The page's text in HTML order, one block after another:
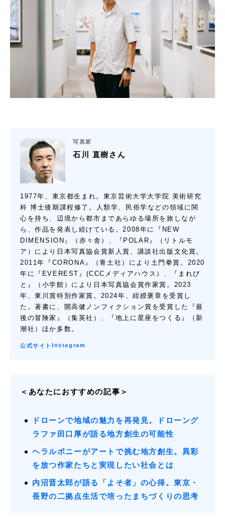
写真家
石川 直樹さん
1977年、東京都生まれ。東京芸術大学大学院 美術研究
科 博士後期課程修了。人類学、民俗学などの領域に関
心を持ち、辺境から都市まであらゆる場所を旅しなが
ら、作品を発表し続けている。2008年に『NEW
DIMENSION』（赤々舎）、『POLAR』（リトルモ
ア）により日本写真協会賞新人賞、講談社出版文化賞。
2011年『CORONA』（青土社）により土門拳賞。2020
年に『EVEREST』(CCCメディアハウス）、『まれび
と』（小学館）により日本写真協会賞作家賞。2023
年、東川賞特別作家賞。2024年、紺綬褒章を受賞し
た。著書に、開高健ノンフィクション賞を受賞した『最
後の冒険家』（集英社）、『地上に星座をつくる』（新
潮社）ほか多数。
公式サイト Instagram
＜あなたにおすすめの記事＞
ドローンで地域の魅力を再発見。ドローング
ラファ田口厚が語る地方創生の可能性
ヘラルボニーがアートで挑む地方創生。異彩
を放つ作家たちと実現したい社会とは
内沼晋太郎が語る「よそ者」の心得。東京・
長野の二拠点生活で培ったまちづくりの思考